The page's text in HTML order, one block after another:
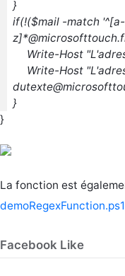
}
if(!($mail -match
Write-Host
Write-Host
}
}
La fonction est
Facebook Like